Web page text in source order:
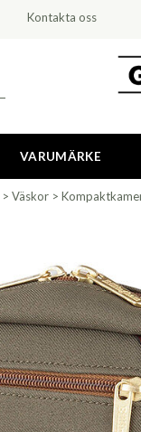
Kontakta oss
VARUMÄRKE
> Väskor >